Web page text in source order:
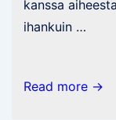
kanssa
ihankuin …
DIY
Read more →